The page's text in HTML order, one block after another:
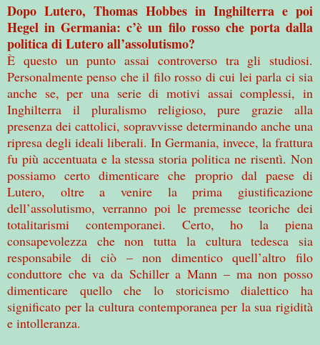
Dopo Lutero, Thomas Hobbes in Inghilterra e poi
Hegel in Germania: c’è un filo rosso che porta dalla
politica di Lutero all’assolutismo?
È questo un punto assai controverso tra gli studiosi.
Personalmente penso che il filo rosso di cui lei parla ci sia
anche se, per una serie di motivi assai complessi, in
Inghilterra il pluralismo religioso, pure grazie alla
presenza dei cattolici, sopravvisse determinando anche una
ripresa degli ideali liberali. In Germania, invece, la frattura
fu più accentuata e la stessa storia politica ne risentì. Non
possiamo certo dimenticare che proprio dal paese di
Lutero, oltre a venire la prima giustificazione
dell’assolutismo, verranno poi le premesse teoriche dei
totalitarismi contemporanei. Certo, ho la piena
consapevolezza che non tutta la cultura tedesca sia
responsabile di ciò – non dimentico quell’altro filo
conduttore che va da Schiller a Mann – ma non posso
dimenticare quello che lo storicismo dialettico ha
significato per la cultura contemporanea per la sua rigidità
e intolleranza.